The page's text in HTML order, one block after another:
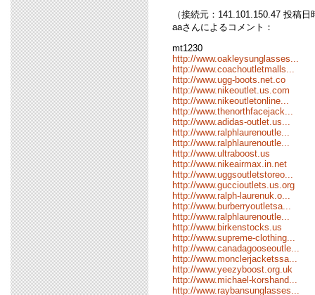
（接続元：141.101.150.47 投稿
aaさんによるコメント：
mt1230
http://www.oakleysunglasses...
http://www.coachoutletmalls...
http://www.ugg-boots.net.co
http://www.nikeoutlet.us.com
http://www.nikeoutletonline...
http://www.thenorthfacejack...
http://www.adidas-outlet.us...
http://www.ralphlaurenoutle...
http://www.ralphlaurenoutle...
http://www.ultraboost.us
http://www.nikeairmax.in.net
http://www.uggsoutletstoreo...
http://www.guccioutlets.us.org
http://www.ralph-laurenuk.o...
http://www.burberryoutletsa...
http://www.ralphlaurenoutle...
http://www.birkenstocks.us
http://www.supreme-clothing...
http://www.canadagooseoutle...
http://www.monclerjacketssa...
http://www.yeezyboost.org.uk
http://www.michael-korshand...
http://www.raybansunglasses...